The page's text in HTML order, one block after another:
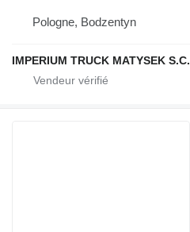
Pologne, Bodzentyn
IMPERIUM TRUCK MATYSEK S.C.